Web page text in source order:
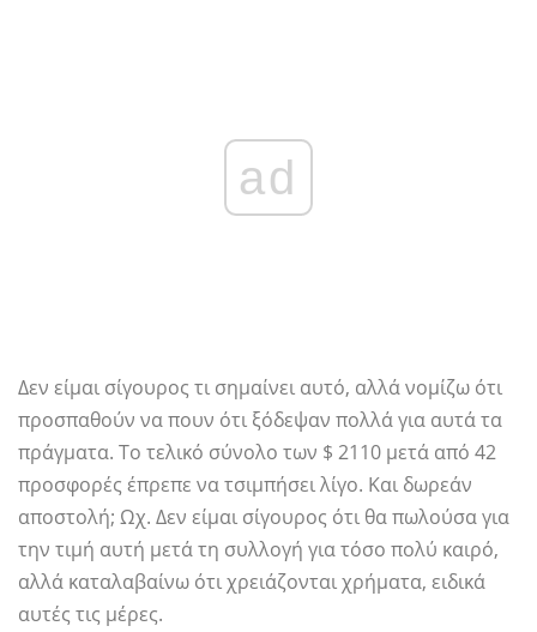
ad
Δεν είμαι σίγουρος τι σημαίνει αυτό, αλλά νομίζω ότι
προσπαθούν να πουν ότι ξόδεψαν πολλά για αυτά τα
πράγματα. Το τελικό σύνολο των $ 2110 μετά από 42
προσφορές έπρεπε να τσιμπήσει λίγο. Και δωρεάν
αποστολή; Ωχ. Δεν είμαι σίγουρος ότι θα πωλούσα για
την τιμή αυτή μετά τη συλλογή για τόσο πολύ καιρό,
αλλά καταλαβαίνω ότι χρειάζονται χρήματα, ειδικά
αυτές τις μέρες.